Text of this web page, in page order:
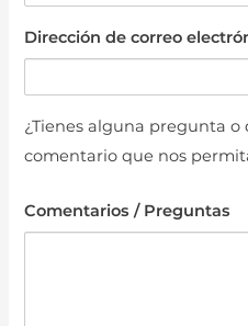
Dirección de correo
¿Tienes alguna pregunta
comentario que nos
Comentarios / Preguntas